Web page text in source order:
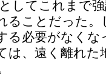
してこれまで
ることだった
る必要がなくな
は、遠く離れた